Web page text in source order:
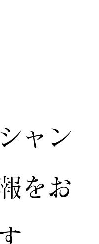
ャン
をお